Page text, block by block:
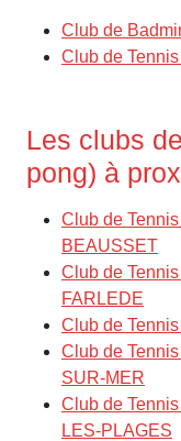
Club de
Club de
Les clubs
pong) à
Club de
BEAUSSET
Club de
FARLEDE
Club de
Club de
SUR-MER
Club de
LES-PLAGES